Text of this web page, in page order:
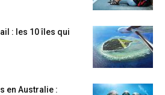
: les 10 îles qui
en Australie :